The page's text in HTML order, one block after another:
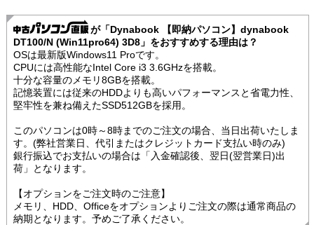
が「Dynabook 【即納パソコン】dynabook
DT100/N (Win11pro64) 3D8」をおすすめする理由は？
OSは最新版Windows11 Proです。
CPUには高性能なIntel Core i3 3.6GHzを搭載。
十分な容量のメモリ8GBを搭載。
記憶装置には従来のHDDよりも高いパフォーマンスと省電力性、
堅牢性を兼ね備えたSSD512GBを採用。
このパソコンは0時～8時までのご注文の場合、当日出荷いたしま
す。(弊社営業日、代引またはクレジットカード支払い時のみ)
銀行振込でお支払いの場合は「入金確認後、翌日(翌営業日)出
荷」となります。
【オプションをご注文時のご注意】
メモリ、HDD、Officeをオプションよりご注文の際は通常商品の
納期となります。予めご了承ください。